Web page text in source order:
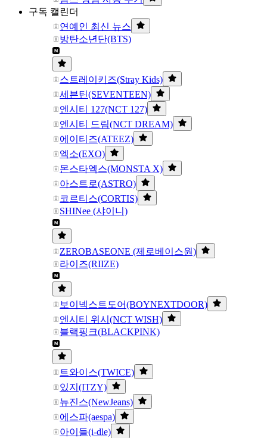
구독 캘린더
연예인 최신 뉴스
방탄소년단(BTS)
스트레이키즈(Stray Kids)
세븐틴(SEVENTEEN)
엔시티 127(NCT 127)
엔시티 드림(NCT DREAM)
에이티즈(ATEEZ)
엑소(EXO)
몬스타엑스(MONSTA X)
아스트로(ASTRO)
코르티스(CORTIS)
SHINee (샤이니)
ZEROBASEONE (제로베이스원)
라이즈(RIIZE)
보이넥스트도어(BOYNEXTDOOR)
엔시티 위시(NCT WISH)
블랙핑크(BLACKPINK)
트와이스(TWICE)
있지(ITZY)
뉴진스(NewJeans)
에스파(aespa)
아이들(i-dle)